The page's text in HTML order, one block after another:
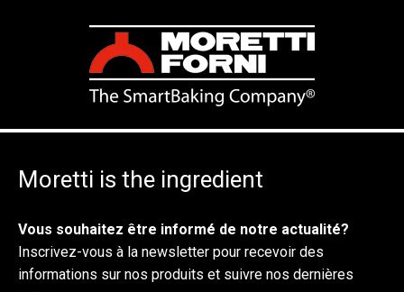
Moretti is the ingredient
Vous souhaitez être informé de notre actualité?
Inscrivez-vous à la newsletter pour recevoir des
informations sur nos produits et suivre nos dernières